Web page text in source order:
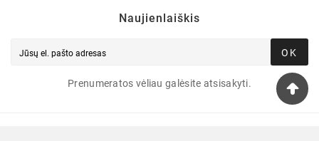
Naujienlaiškis
OK
Prenumeratos vėliau galėsite atsisakyti.